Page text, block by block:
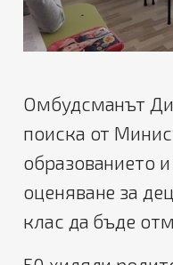
Омбудсманът
поиска от
образованието
оценяване за
клас да бъде